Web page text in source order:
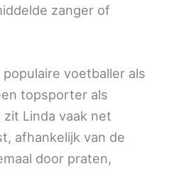
zanger of
voetballer als
topsporter als
zit Linda vaak net
afhankelijk van de
door praten,